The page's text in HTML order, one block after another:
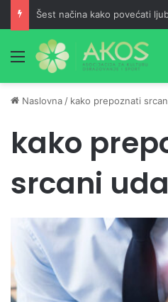
Šest načina kako povećati
Meni
Naslovna / kako prepoznati
kako
srcani